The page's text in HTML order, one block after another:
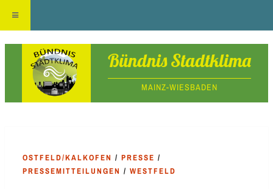
Bündnis Stadtklima
MAINZ-WIESBADEN
OSTFELD/KALKOFEN / PRESSE /
PRESSEMITTEILUNGEN / WESTFELD